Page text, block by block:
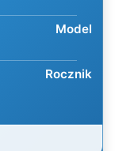
Model
Rocznik